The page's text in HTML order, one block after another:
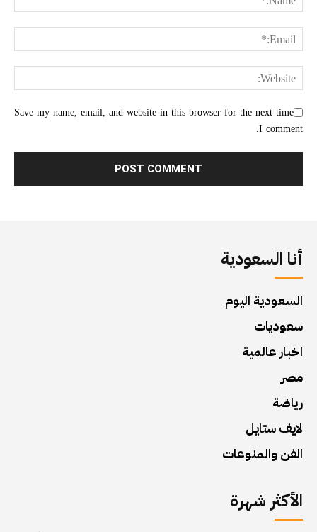
Save my name, email, and website in this browser for the next time
I comment.
أنا السعودية
السعودية اليوم
سعوديات
اخبار عالمية
مصر
رياضة
لايف ستايل
الفن والمنوعات
الأكثر شهرة